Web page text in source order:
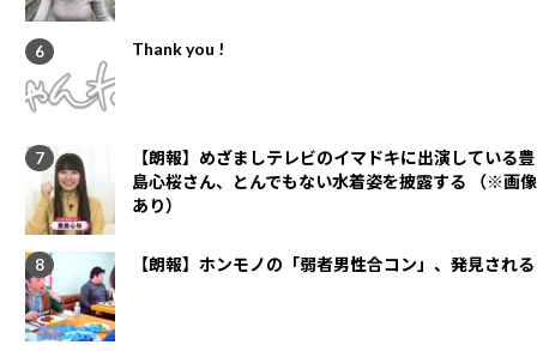
Thank you !
【朗報】めざましテレビのイマドキに出演している豊
島心桜さん、とんでもない水着姿を披露する （※画像
あり）
【朗報】ホンモノの「弱者男性合コン」、発見される